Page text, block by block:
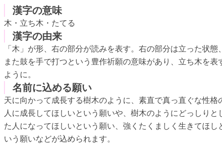
漢字の意味
木・立ち木・たてる
漢字の由来
「木」が形、右の部分が読みを表す。右の部分は立った状態
また鼓を手で打つという豊作祈願の意味があり、立ち木を表
ように。
名前に込める願い
天に向かって成長する樹木のように、素直で真っ直ぐな性格
人に成長してほしいという願いや、樹木のようにどっしりと
た人になってほしいという願い、強くたくましく生きてほし
いう願いなどが込められます。